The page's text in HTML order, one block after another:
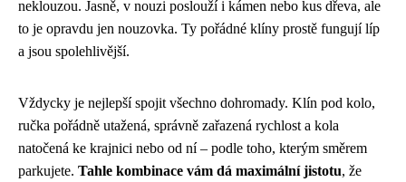
neklouzou. Jasně, v nouzi poslouží i kámen nebo kus dřeva, ale
to je opravdu jen nouzovka. Ty pořádné klíny prostě fungují líp
a jsou spolehlivější.
Vždycky je nejlepší spojit všechno dohromady. Klín pod kolo,
ručka pořádně utažená, správně zařazená rychlost a kola
natočená ke krajnici nebo od ní – podle toho, kterým směrem
parkujete. Tahle kombinace vám dá maximální jistotu, že